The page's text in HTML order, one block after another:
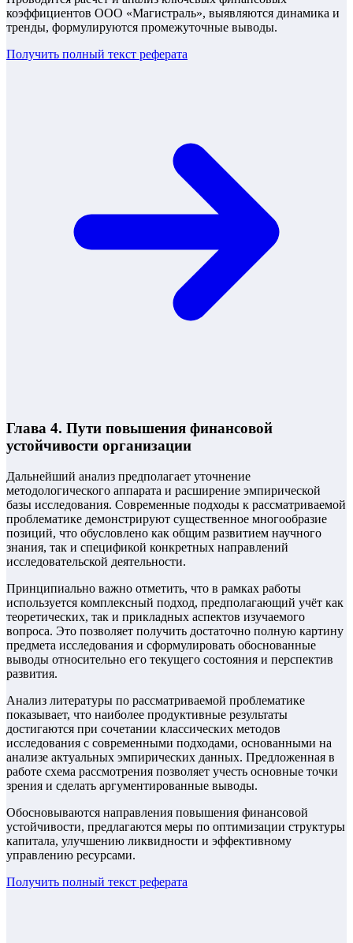
коэффициентов ООО «Магистраль», выявляются динамика и
тренды, формулируются промежуточные выводы.
Получить полный текст реферата
Глава 4. Пути повышения финансовой
устойчивости организации
Дальнейший анализ предполагает уточнение
методологического аппарата и расширение эмпирической
базы исследования. Современные подходы к рассматриваемой
проблематике демонстрируют существенное многообразие
позиций, что обусловлено как общим развитием научного
знания, так и спецификой конкретных направлений
исследовательской деятельности.
Принципиально важно отметить, что в рамках работы
используется комплексный подход, предполагающий учёт как
теоретических, так и прикладных аспектов изучаемого
вопроса. Это позволяет получить достаточно полную картину
предмета исследования и сформулировать обоснованные
выводы относительно его текущего состояния и перспектив
развития.
Анализ литературы по рассматриваемой проблематике
показывает, что наиболее продуктивные результаты
достигаются при сочетании классических методов
исследования с современными подходами, основанными на
анализе актуальных эмпирических данных. Предложенная в
работе схема рассмотрения позволяет учесть основные точки
зрения и сделать аргументированные выводы.
Обосновываются направления повышения финансовой
устойчивости, предлагаются меры по оптимизации структуры
капитала, улучшению ликвидности и эффективному
управлению ресурсами.
Получить полный текст реферата